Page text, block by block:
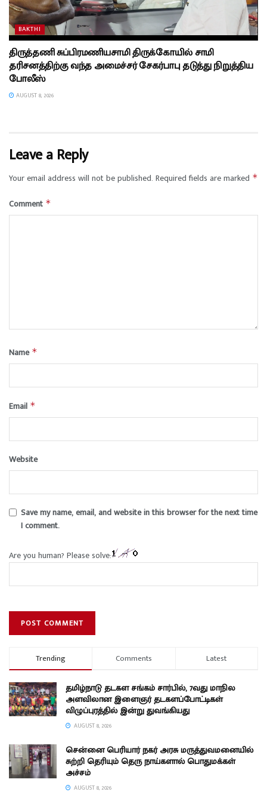
BAKTHI
திருத்தணி சுப்பிரமணியசாமி திருக்கோயில் சாமி
தரிசனத்திற்கு வந்த அமைச்சர் சேகர்பாபு தடுத்து நிறுத்திய
போலீஸ்
AUGUST 8, 2026
Leave a Reply
Your email address will not be published. Required fields are marked *
Comment *
Name *
Email *
Website
Save my name, email, and website in this browser for the next time
I comment.
Are you human? Please solve:
Trending Comments Latest
தமிழ்நாடு தடகள சங்கம் சார்பில், 7வது மாநில
அளவிலான இளைஞர் தடகளப்போட்டிகள்
விழுப்புரத்தில் இன்று துவங்கியது
AUGUST 8, 2026
சென்னை பெரியார் நகர் அரசு மருத்துவமனையில்
சுற்றி தெரியும் தெரு நாய்களால் பொதுமக்கள்
அச்சம்
AUGUST 8, 2026